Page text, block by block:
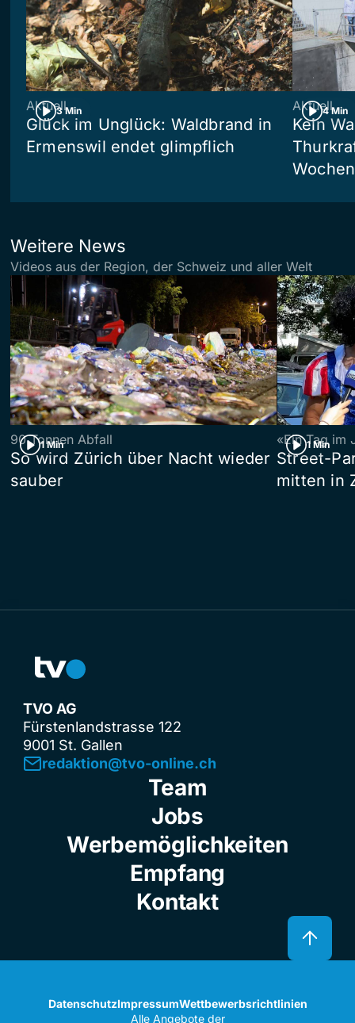
3 Min
Aktuell
Glück im Unglück: Waldbrand in
Ermenswil endet glimpflich
4 Min
Aktuell
Kein
Weitere News
Videos aus der Region, der Schweiz und aller Welt
1 Min
90 Tonnen Abfall
So wird Zürich über Nacht wieder
sauber
1 Min
«Ein Tag im
Street-
mitten in
TVO AG
Fürstenlandstrasse 122
9001 St. Gallen
redaktion@tvo-online.ch
Team
Jobs
Werbemöglichkeiten
Empfang
Kontakt
DatenschutzImpressumWettbewerbsrichtlinien
Alle Angebote der